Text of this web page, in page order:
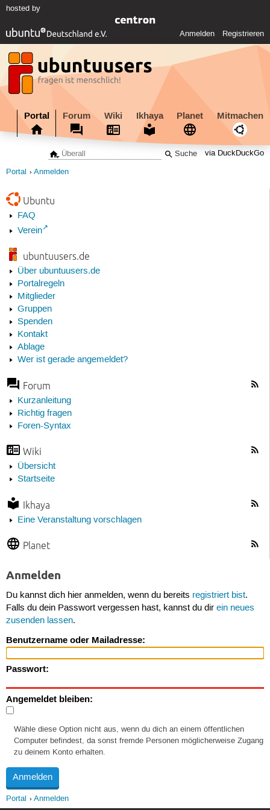
hosted by
Anmelden Registrieren
Portal Forum Wiki Ikhaya Planet Mitmachen
via DuckDuckGo
Portal Anmelden
Ubuntu
FAQ
Verein
ubuntuusers.de
Über ubuntuusers.de
Portalregeln
Mitglieder
Gruppen
Spenden
Kontakt
Ablage
Wer ist gerade angemeldet?
Forum
Kurzanleitung
Richtig fragen
Foren-Syntax
Wiki
Übersicht
Startseite
Ikhaya
Eine Veranstaltung vorschlagen
Planet
Anmelden
Du kannst dich hier anmelden, wenn du bereits registriert bist.
Falls du dein Passwort vergessen hast, kannst du dir ein neues
zusenden lassen.
Benutzername oder Mailadresse:
Passwort:
Angemeldet bleiben:
Wähle diese Option nicht aus, wenn du dich an einem öffentlichen
Computer befindest, da sonst fremde Personen möglicherweise Zugang
zu deinem Konto erhalten.
Portal Anmelden